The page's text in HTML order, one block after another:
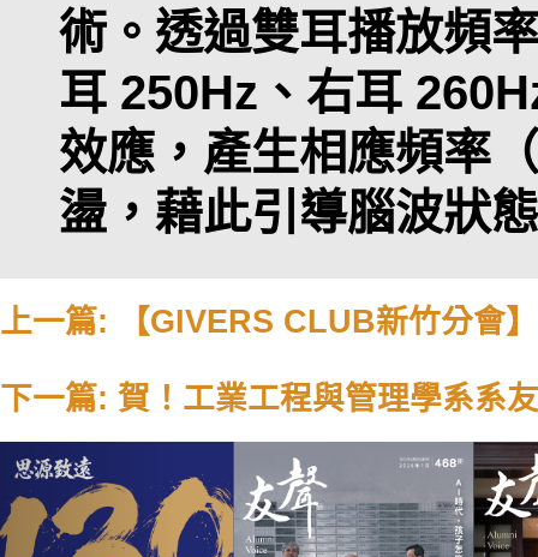
術。透過雙耳播放頻
耳 250Hz、右耳
效應，產生相應頻率
盪，藉此引導腦波狀
上一篇: 【GIVERS CLUB新竹分會
下一篇: 賀！工業工程與管理學系系
Previous